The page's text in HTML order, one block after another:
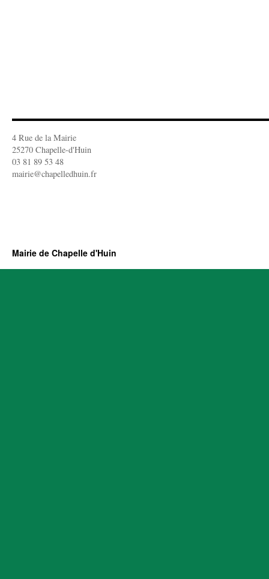
4 Rue de la Mairie
25270 Chapelle-d'Huin
03 81 89 53 48
mairie@chapelledhuin.fr
Mairie de Chapelle d'Huin